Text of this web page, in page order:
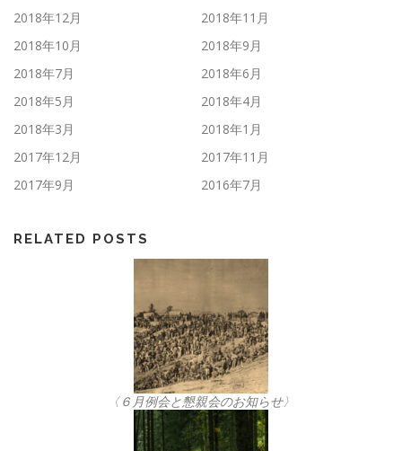
2018年12月
2018年11月
2018年10月
2018年9月
2018年7月
2018年6月
2018年5月
2018年4月
2018年3月
2018年1月
2017年12月
2017年11月
2017年9月
2016年7月
RELATED POSTS
〈６月例会と懇親会のお知らせ〉